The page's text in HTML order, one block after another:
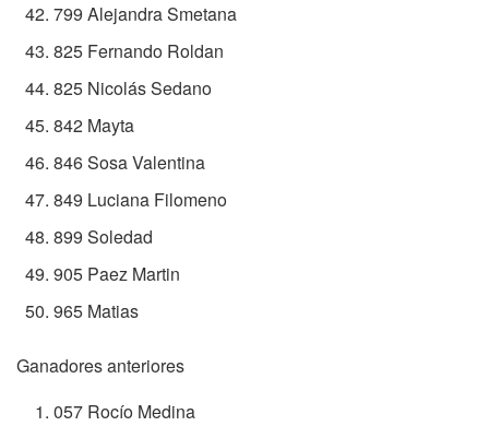
799 Alejandra Smetana
825 Fernando Roldan
825 Nicolás Sedano
842 Mayta
846 Sosa Valentina
849 Luciana Filomeno
899 Soledad
905 Paez Martin
965 Matias
Ganadores anteriores
057 Rocío Medina